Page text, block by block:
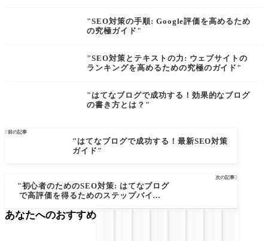
"SEO対策の手順: Google評価を高めるため
の究極ガイド"
"SEO対策とテキストの力: ウェブサイトの
ランキングを高めるための究極のガイド"
"はてなブログで成功する！効果的なブログ
の書き方とは？"
前の記事
"はてなブログで成功する！最新SEO対策
ガイド"
次の記事
"初心者のためのSEO対策: はてなブログ
で高評価を得るためのステップバイステ
あなたへのおすすめ